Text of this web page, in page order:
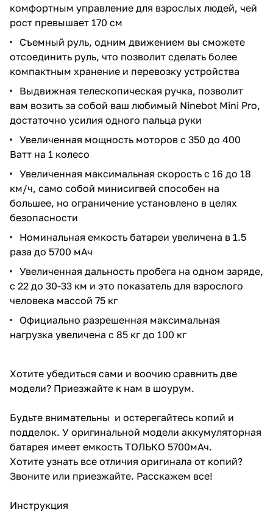
комфортным управление для взрослых людей, чей
рост превышает 170 см
Съемный руль, одним движением вы сможете
отсоединить руль, что позволит сделать более
компактным хранение и перевозку устройства
Выдвижная телескопическая ручка, позволит
вам возить за собой ваш любимый Ninebot Mini Pro,
достаточно усилия одного пальца руки
Увеличенная мощность моторов с 350 до 400
Ватт на 1 колесо
Увеличенная максимальная скорость с 16 до 18
км/ч, само собой минисигвей способен на
большее, но ограничение установлено в целях
безопасности
Номинальная емкость батареи увеличена в 1.5
раза до 5700 мАч
Увеличенная дальность пробега на одном заряде,
с 22 до 30-33 км и это показатель для взрослого
человека массой 75 кг
Официально разрешенная максимальная
нагрузка увеличена с 85 кг до 100 кг
Хотите убедиться сами и воочию сравнить две
модели? Приезжайте к нам в шоурум.
Будьте внимательны и остерегайтесь копий и
подделок. У оригинальной модели аккумуляторная
батарея имеет емкость ТОЛЬКО 5700мАч.
Хотите узнать все отличия оригинала от копий?
Звоните или приезжайте. Расскажем все!
Инструкция